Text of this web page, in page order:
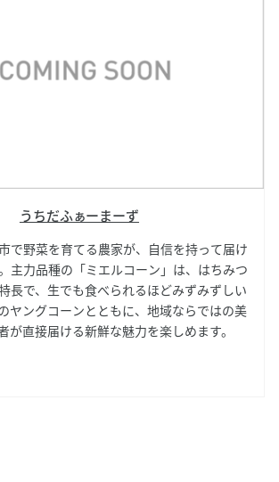
うちだふぁーまーず
で野菜を育てる農家が、自信を持って届け
主力品種の「ミエルコーン」は、はちみつ
長で、生でも食べられるほどみずみずしい
ヤングコーンとともに、地域ならではの美
が直接届ける新鮮な魅力を楽しめます。